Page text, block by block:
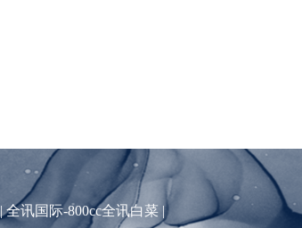
|全讯国际-800cc全讯白菜 |